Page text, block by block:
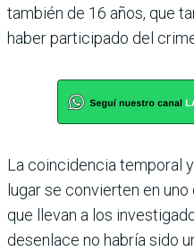
también de 16 años, que
haber participado del
La coincidencia temporal
lugar se convierten en
que llevan a los
desenlace no habría sido